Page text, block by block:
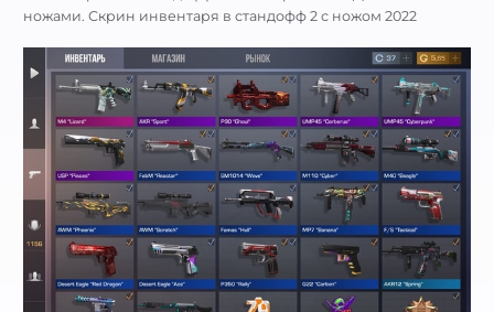
ножами. Скрин инвентаря в стандофф 2 с ножом 2022